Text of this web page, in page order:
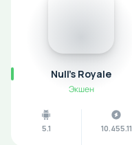
Null's Royale
Экшен
5.1 10.455.11